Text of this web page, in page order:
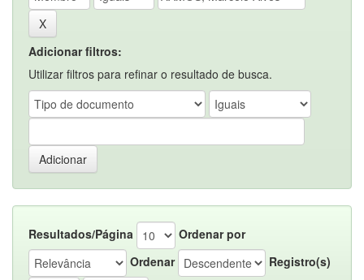
Adicionar filtros:
Utilizar filtros para refinar o resultado de busca.
Resultados/Página
Ordenar por
Ordenar
Registro(s)